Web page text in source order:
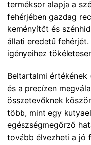
terméksor alapja a
fehérjében gazdag
keményítőt és
állati eredetű
igényeihez
Beltartalmi értékének
és a precízen
összetevőknek
több, mint egy
egészségmegőrző
tovább élvezheti a jó